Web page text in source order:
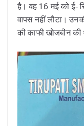
है। वह 16 मई को ई-
वापस नहीं लौटा।
की काफी खोजबीन की